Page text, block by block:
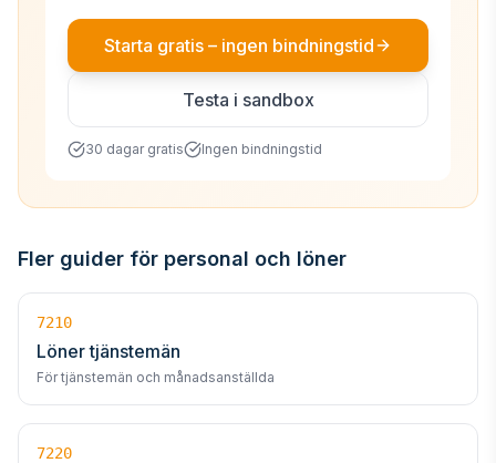
Starta gratis – ingen bindningstid
Testa i sandbox
30 dagar gratis Ingen bindningstid
Fler guider för personal och löner
7210
Löner tjänstemän
För tjänstemän och månadsanställda
7220